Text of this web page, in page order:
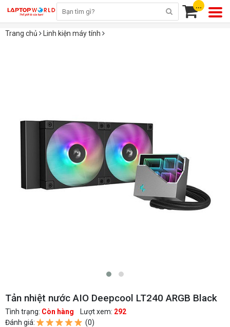
...
Trang chủ Linh kiện máy tính
Tản nhiệt nước AIO Deepcool LT240 ARGB Black
Tình trạng: Còn hàng Lượt xem: 292
Đánh giá:
(0)